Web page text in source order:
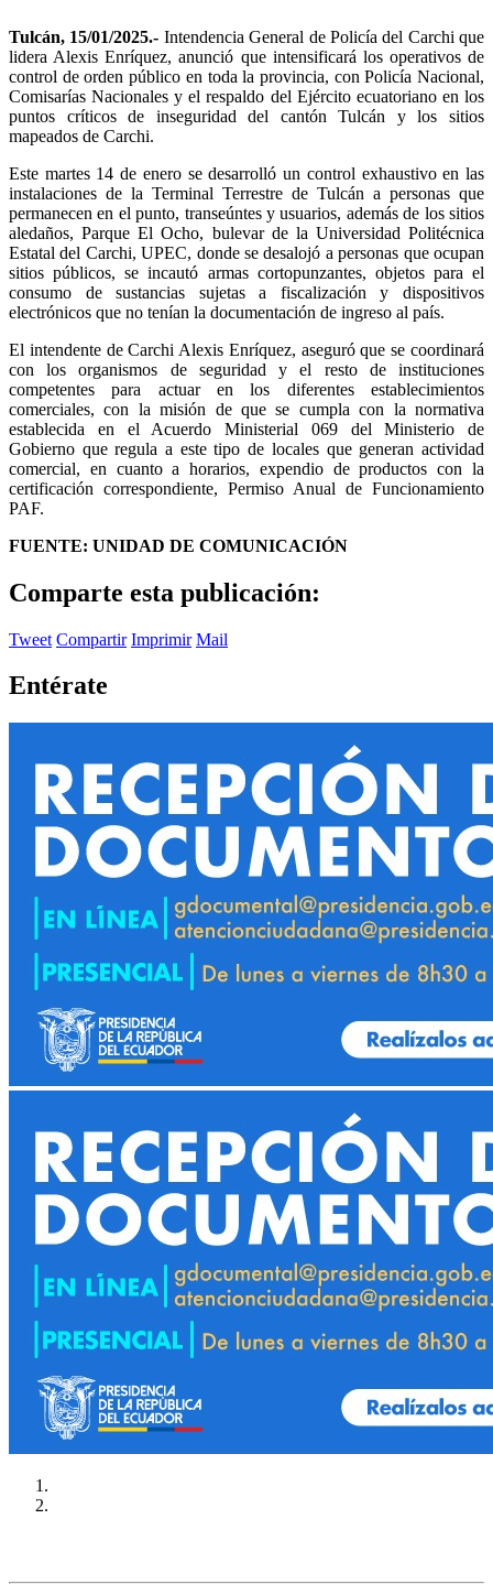
Tulcán, 15/01/2025.- Intendencia General de Policía del Carchi que
lidera Alexis Enríquez, anunció que intensificará los operativos de
control de orden público en toda la provincia, con Policía Nacional,
Comisarías Nacionales y el respaldo del Ejército ecuatoriano en los
puntos críticos de inseguridad del cantón Tulcán y los sitios
mapeados de Carchi.
Este martes 14 de enero se desarrolló un control exhaustivo en las
instalaciones de la Terminal Terrestre de Tulcán a personas que
permanecen en el punto, transeúntes y usuarios, además de los sitios
aledaños, Parque El Ocho, bulevar de la Universidad Politécnica
Estatal del Carchi, UPEC, donde se desalojó a personas que ocupan
sitios públicos, se incautó armas cortopunzantes, objetos para el
consumo de sustancias sujetas a fiscalización y dispositivos
electrónicos que no tenían la documentación de ingreso al país.
El intendente de Carchi Alexis Enríquez, aseguró que se coordinará
con los organismos de seguridad y el resto de instituciones
competentes para actuar en los diferentes establecimientos
comerciales, con la misión de que se cumpla con la normativa
establecida en el Acuerdo Ministerial 069 del Ministerio de
Gobierno que regula a este tipo de locales que generan actividad
comercial, en cuanto a horarios, expendio de productos con la
certificación correspondiente, Permiso Anual de Funcionamiento
PAF.
FUENTE: UNIDAD DE COMUNICACIÓN
Comparte esta publicación:
Tweet Compartir Imprimir Mail
Entérate